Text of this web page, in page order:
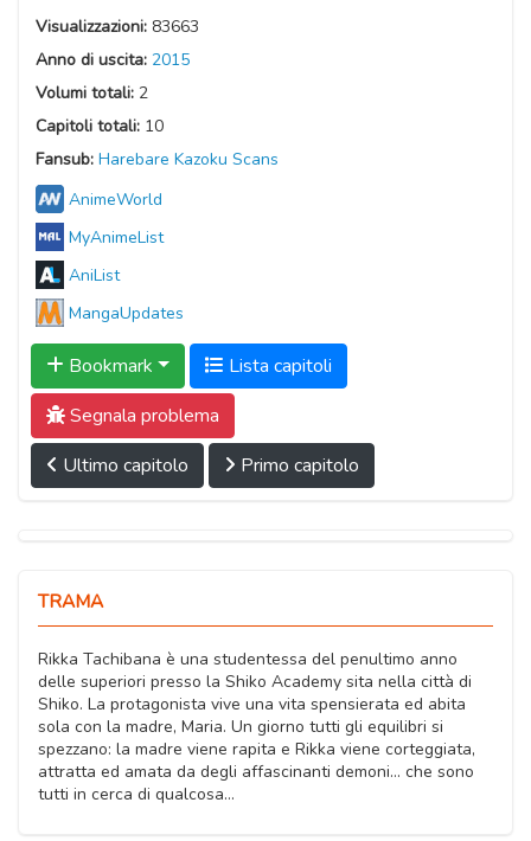
Visualizzazioni: 83663
Anno di uscita: 2015
Volumi totali: 2
Capitoli totali: 10
Fansub: Harebare Kazoku Scans
AnimeWorld
MyAnimeList
AniList
MangaUpdates
Bookmark
Lista capitoli
Segnala problema
Ultimo capitolo
Primo capitolo
TRAMA
Rikka Tachibana è una studentessa del penultimo anno
delle superiori presso la Shiko Academy sita nella città di
Shiko. La protagonista vive una vita spensierata ed abita
sola con la madre, Maria. Un giorno tutti gli equilibri si
spezzano: la madre viene rapita e Rikka viene corteggiata,
attratta ed amata da degli affascinanti demoni… che sono
tutti in cerca di qualcosa…